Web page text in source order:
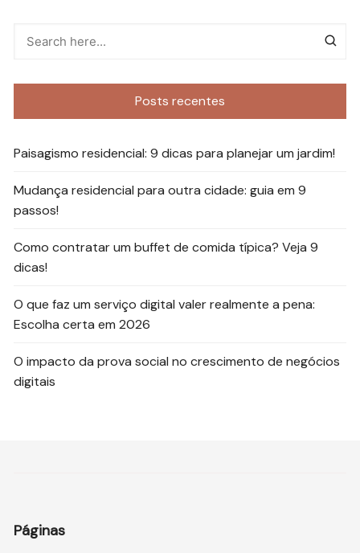
Posts recentes
Paisagismo residencial: 9 dicas para planejar um jardim!
Mudança residencial para outra cidade: guia em 9
passos!
Como contratar um buffet de comida típica? Veja 9
dicas!
O que faz um serviço digital valer realmente a pena:
Escolha certa em 2026
O impacto da prova social no crescimento de negócios
digitais
Páginas